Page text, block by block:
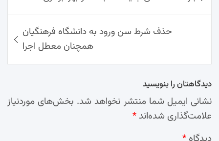
حذف شرط سن ورود به دانشگاه فرهنگیان
همچنان معطل اجرا
دیدگاهتان را بنویسید
نشانی ایمیل شما منتشر نخواهد شد. بخش‌های موردنیاز
علامت‌گذاری شده‌اند *